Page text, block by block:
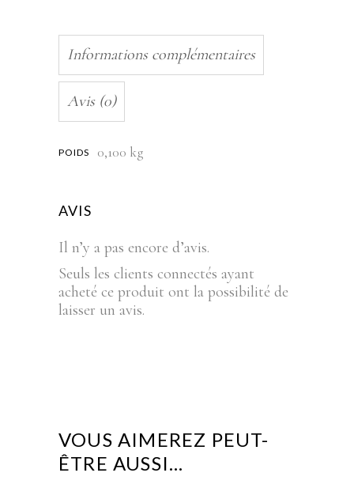
Informations complémentaires
Avis (0)
POIDS 0,100 kg
AVIS
Il n’y a pas encore d’avis.
Seuls les clients connectés ayant
acheté ce produit ont la possibilité de
laisser un avis.
VOUS AIMEREZ PEUT-
ÊTRE AUSSI…